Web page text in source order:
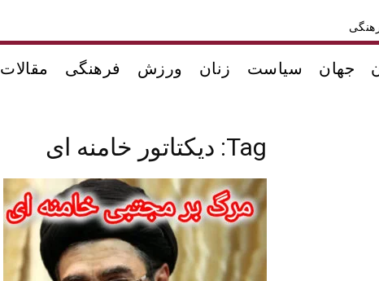
جهان سیاست زنان ورزش فرهنگی مقالات
Tag: دیکتاتور خامنه ای